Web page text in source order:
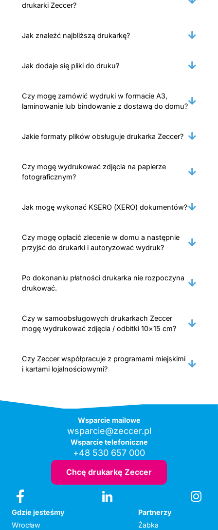
drukarki Zeccer?
Jak znaleźć najbliższą drukarkę?
Jak dodaje się pliki do druku?
Czy mogę zamówić wydruki w formacie A3,
laminowanie lub bindowanie z dostawą do domu?
Jakie formaty plików obsługuje drukarka Zeccer?
Czy mogę wydrukować zdjęcia na papierze
fotograficznym?
Jak mogę wykonać KSERO (XERO) dokumentów?
Czy mogę opłacić zlecenie w domu a następnie
przyjść do drukarki i autoryzować wydruk?
Po dokonaniu płatności drukarka nie rozpoczyna
drukować.
Czy w samoobsługowych drukarkach Zeccer
mogę wydrukować zdjęcia / odbitki 10×15 cm?
Czy Zeccer współpracuje z programami miejskimi
i kartami lojalnościowymi?
Wsparcie mailowe
wsparcie@zeccer.pl
Wsparcie telefoniczne
+48 530 657 000
Chcę drukarkę Zeccer
Gdzie jesteśmy
Wrocław
Partnerzy
Żabka